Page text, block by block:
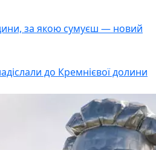
за якою сумуєш — новий
до Кремнієвої долини